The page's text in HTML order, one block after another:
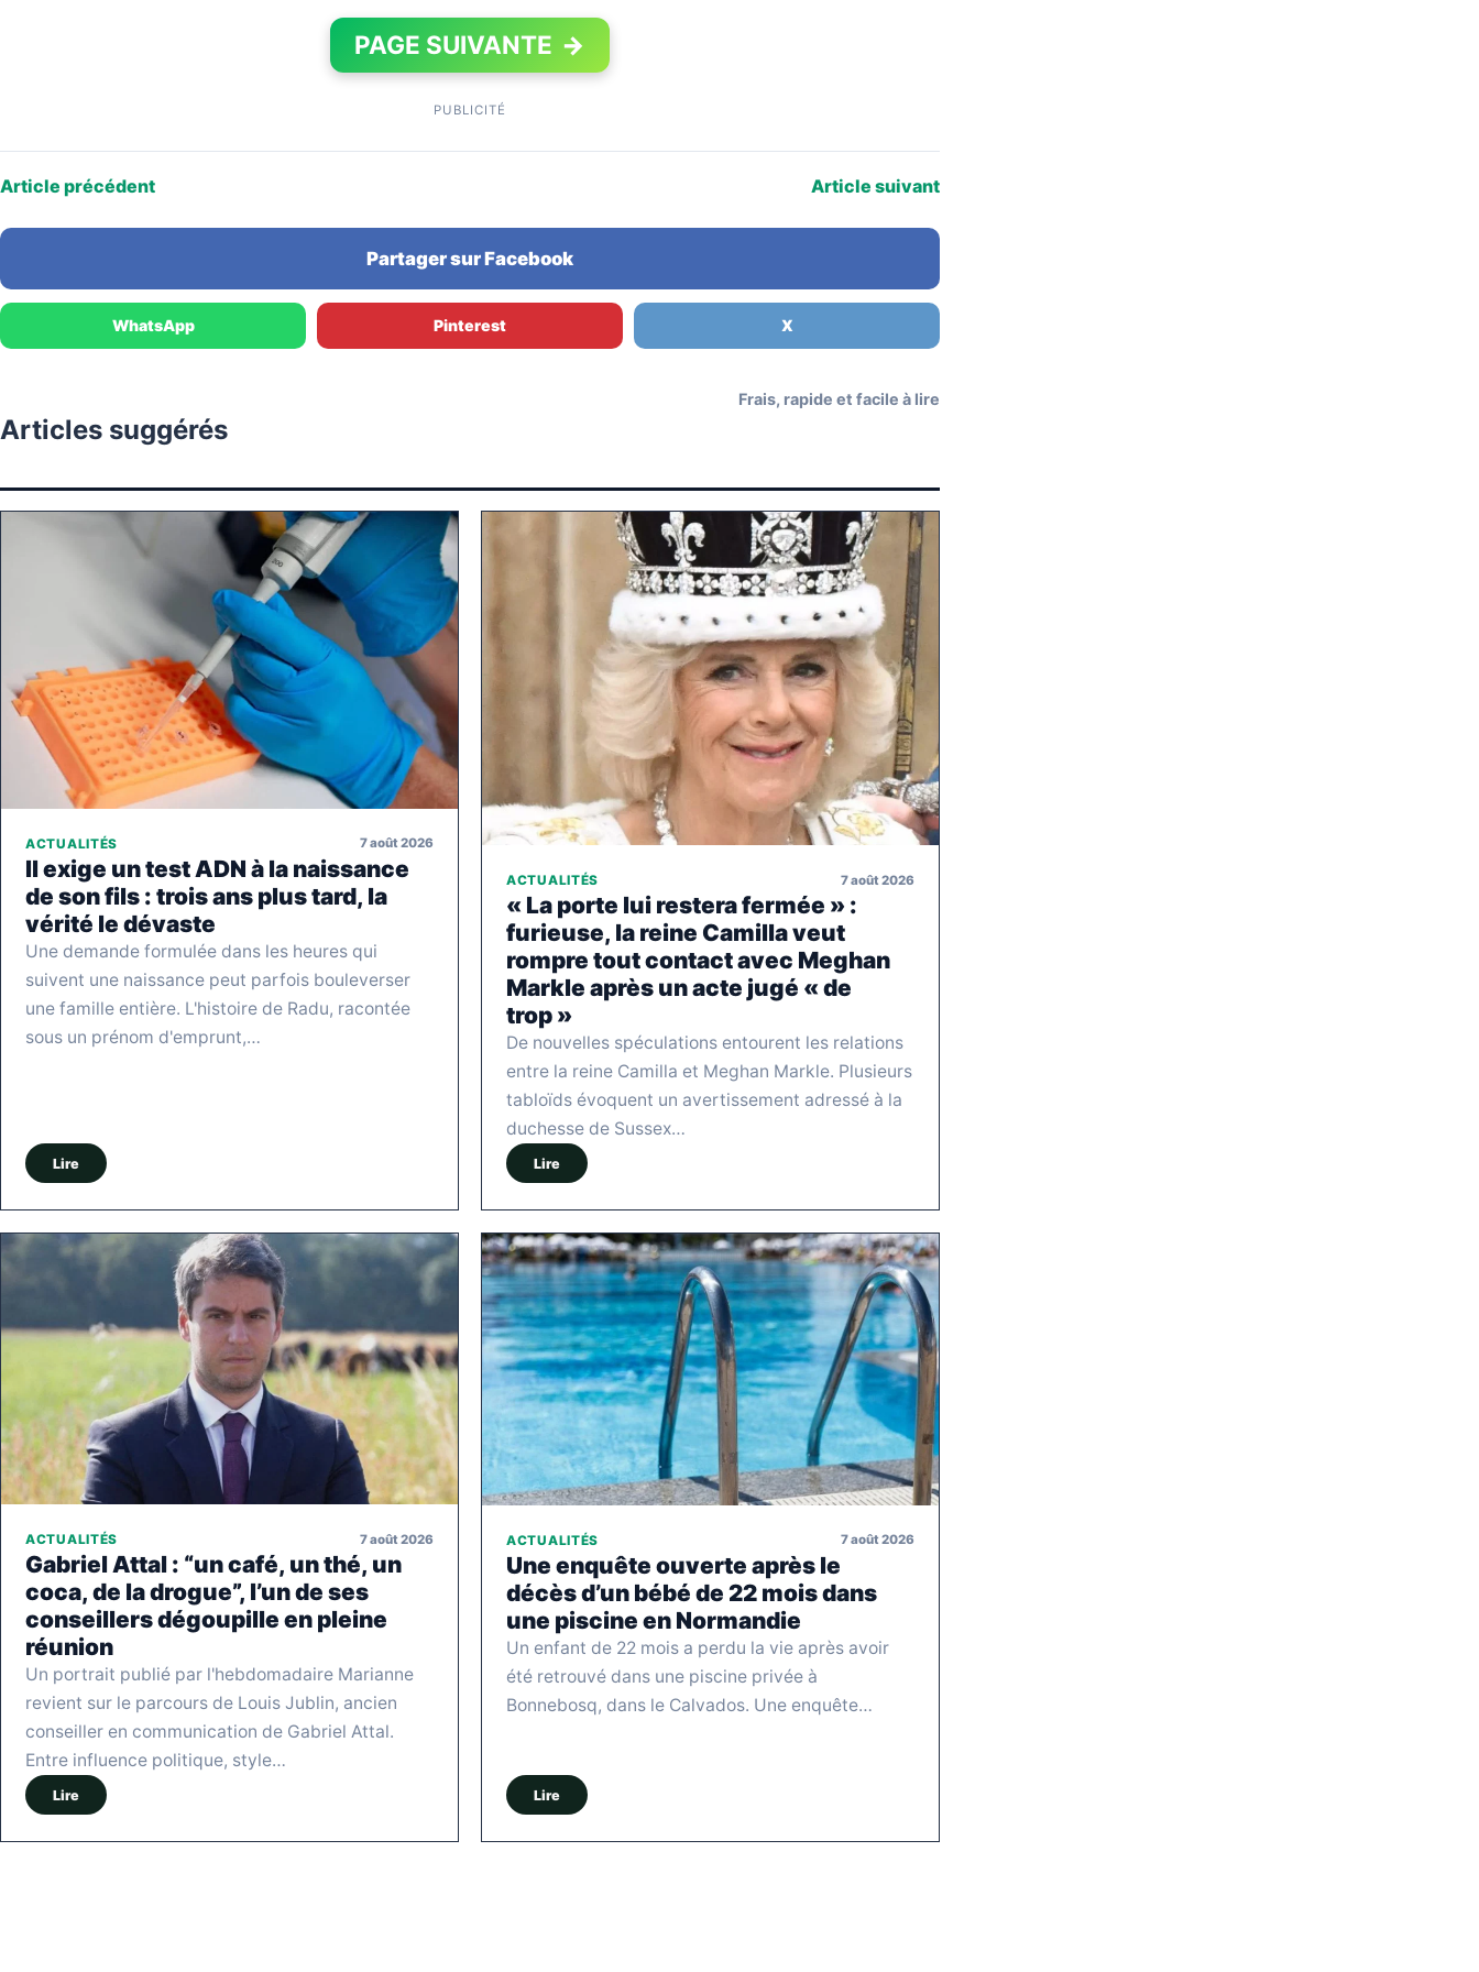
PAGE SUIVANTE →
PUBLICITÉ
Article précédent Article suivant
Partager sur Facebook
WhatsApp Pinterest X
Articles suggérés
Frais, rapide et facile à lire
ACTUALITÉS 7 août 2026
Il exige un test ADN à la naissance
de son fils : trois ans plus tard, la
vérité le dévaste
Une demande formulée dans les heures qui
suivent une naissance peut parfois bouleverser
une famille entière. L'histoire de Radu, racontée
sous un prénom d'emprunt,…
Lire
ACTUALITÉS 7 août 2026
« La porte lui restera fermée » :
furieuse, la reine Camilla veut
rompre tout contact avec Meghan
Markle après un acte jugé « de
trop »
De nouvelles spéculations entourent les relations
entre la reine Camilla et Meghan Markle. Plusieurs
tabloïds évoquent un avertissement adressé à la
duchesse de Sussex…
Lire
ACTUALITÉS 7 août 2026
Gabriel Attal : “un café, un thé, un
coca, de la drogue”, l’un de ses
conseillers dégoupille en pleine
réunion
Un portrait publié par l'hebdomadaire Marianne
revient sur le parcours de Louis Jublin, ancien
conseiller en communication de Gabriel Attal.
Entre influence politique, style…
Lire
ACTUALITÉS 7 août 2026
Une enquête ouverte après le
décès d’un bébé de 22 mois dans
une piscine en Normandie
Un enfant de 22 mois a perdu la vie après avoir
été retrouvé dans une piscine privée à
Bonnebosq, dans le Calvados. Une enquête…
Lire